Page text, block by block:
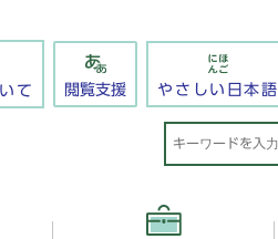
て 閲覧支援 やさしい日本語